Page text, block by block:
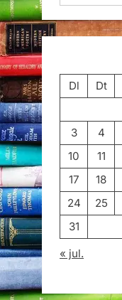
Dl
Dt
3
4
10
11
17
18
24
25
31
« jul.